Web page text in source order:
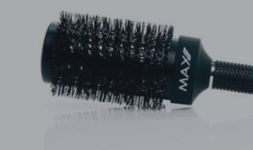
Klik supermarket
Sport i slobodno vrijeme
Ljepota i zdravlje